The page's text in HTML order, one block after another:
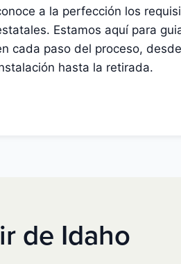
a la perfección los
Estamos aquí para
cada paso del proceso,
hasta la retirada.
de Idaho